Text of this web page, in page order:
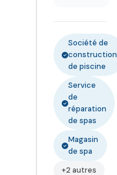
Société de
construction
de piscine
Service
de
réparation
de spas
Magasin
de spa
+2 autres